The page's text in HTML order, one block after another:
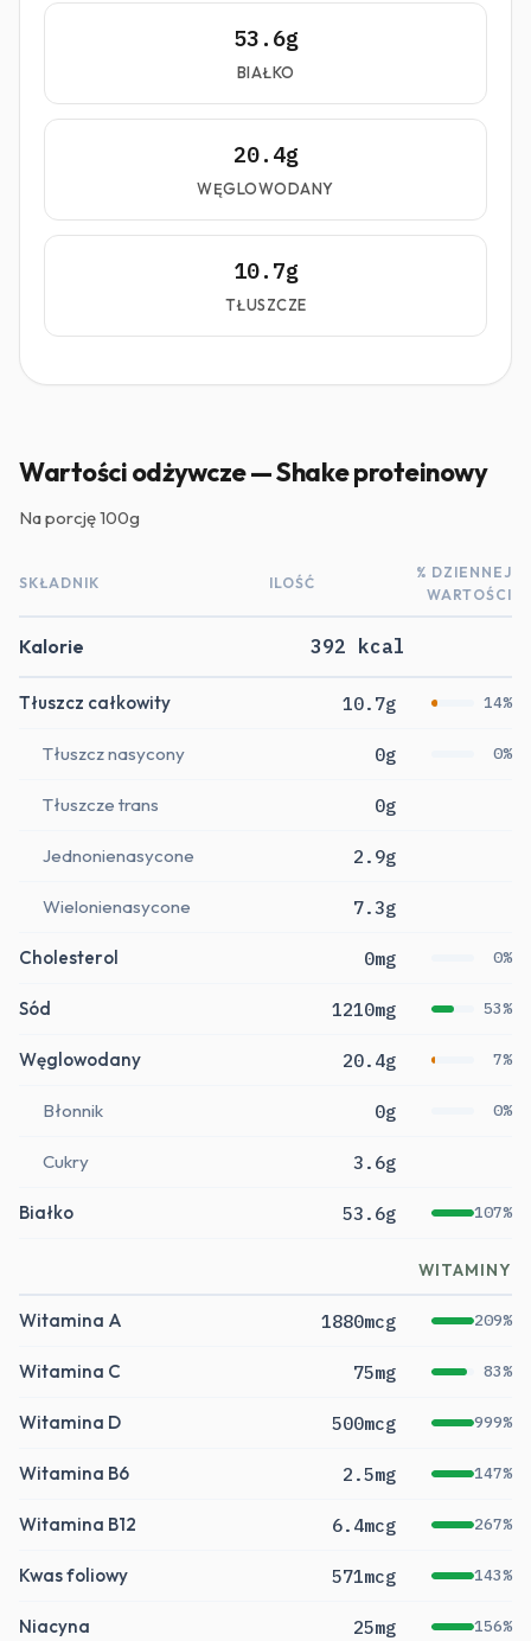
53.6g
BIAŁKO
20.4g
WĘGLOWODANY
10.7g
TŁUSZCZE
Wartości odżywcze — Shake proteinowy
Na porcję100g
SKŁADNIK ILOŚĆ
% DZIENNEJ
WARTOŚCI
Kalorie 392 kcal
Tłuszcz całkowity 10.7g 14%
Tłuszcz nasycony 0g 0%
Tłuszcze trans 0g
Jednonienasycone 2.9g
Wielonienasycone 7.3g
Cholesterol 0mg 0%
Sód 1210mg 53%
Węglowodany 20.4g 7%
Błonnik 0g 0%
Cukry 3.6g
Białko 53.6g 107%
WITAMINY
Witamina A 1880mcg 209%
Witamina C 75mg 83%
Witamina D 500mcg 999%
Witamina B6 2.5mg 147%
Witamina B12 6.4mcg 267%
Kwas foliowy 571mcg 143%
Niacyna 25mg 156%